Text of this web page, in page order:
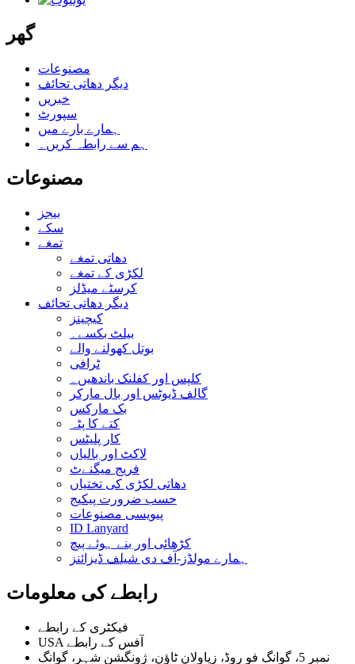
گھر
مصنوعات
دیگر دھاتی تحائف
خبریں
سپورٹ
ہمارے بارے میں
ہم سے رابطہ کریں۔
مصنوعات
بیجز
سکے
تمغے
دھاتی تمغے
لکڑی کے تمغے
کرسٹے میڈلز
دیگر دھاتی تحائف
کیچینز
بیلٹ بکسے۔
بوتل کھولنے والے
ٹرافی
کلپس اور کفلنک باندھیں۔
گالف ڈیوٹس اور بال مارکر
بک مارکس
کتے کا پٹہ
کار پلیٹس
لاکٹ اور بالیاں
فریج میگنےٹ
دھاتی لکڑی کی تختیاں
حسب ضرورت پیکیج
پیویسی مصنوعات
ID Lanyard
کڑھائی اور بنے ہوئے پیچ
ہمارے مولڈز-آف دی شیلف ڈیزائنز
رابطے کی معلومات
فیکٹری کے رابطے
USA آفس کے رابطے
نمبر 5، گوانگ فو روڈ، زیاولان ٹاؤن، ژونگشن شہر، گوانگ